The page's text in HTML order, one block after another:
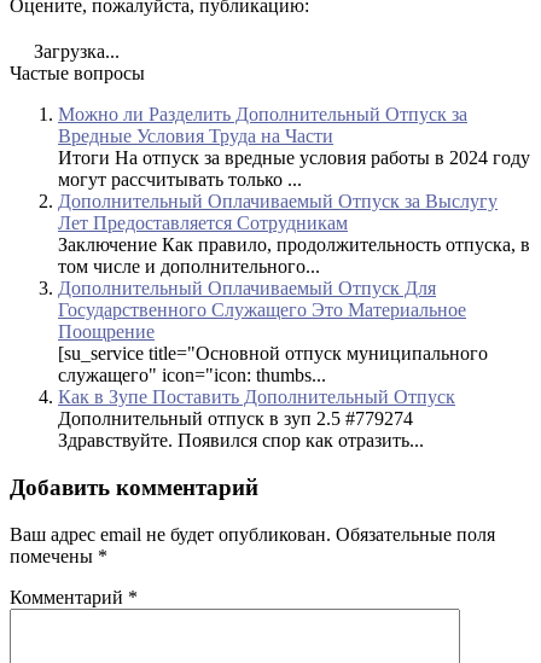
Оцените, пожалуйста, публикацию:
Загрузка...
Частые вопросы
Можно ли Разделить Дополнительный Отпуск за
Вредные Условия Труда на Части
Итоги На отпуск за вредные условия работы в 2024 году
могут рассчитывать только ...
Дополнительный Оплачиваемый Отпуск за Выслугу
Лет Предоставляется Сотрудникам
Заключение Как правило, продолжительность отпуска, в
том числе и дополнительного...
Дополнительный Оплачиваемый Отпуск Для
Государственного Служащего Это Материальное
Поощрение
[su_service title="Основной отпуск муниципального
служащего" icon="icon: thumbs...
Как в Зупе Поставить Дополнительный Отпуск
Дополнительный отпуск в зуп 2.5 #779274
Здравствуйте. Появился спор как отразить...
Добавить комментарий
Ваш адрес email не будет опубликован. Обязательные поля
помечены *
Комментарий *